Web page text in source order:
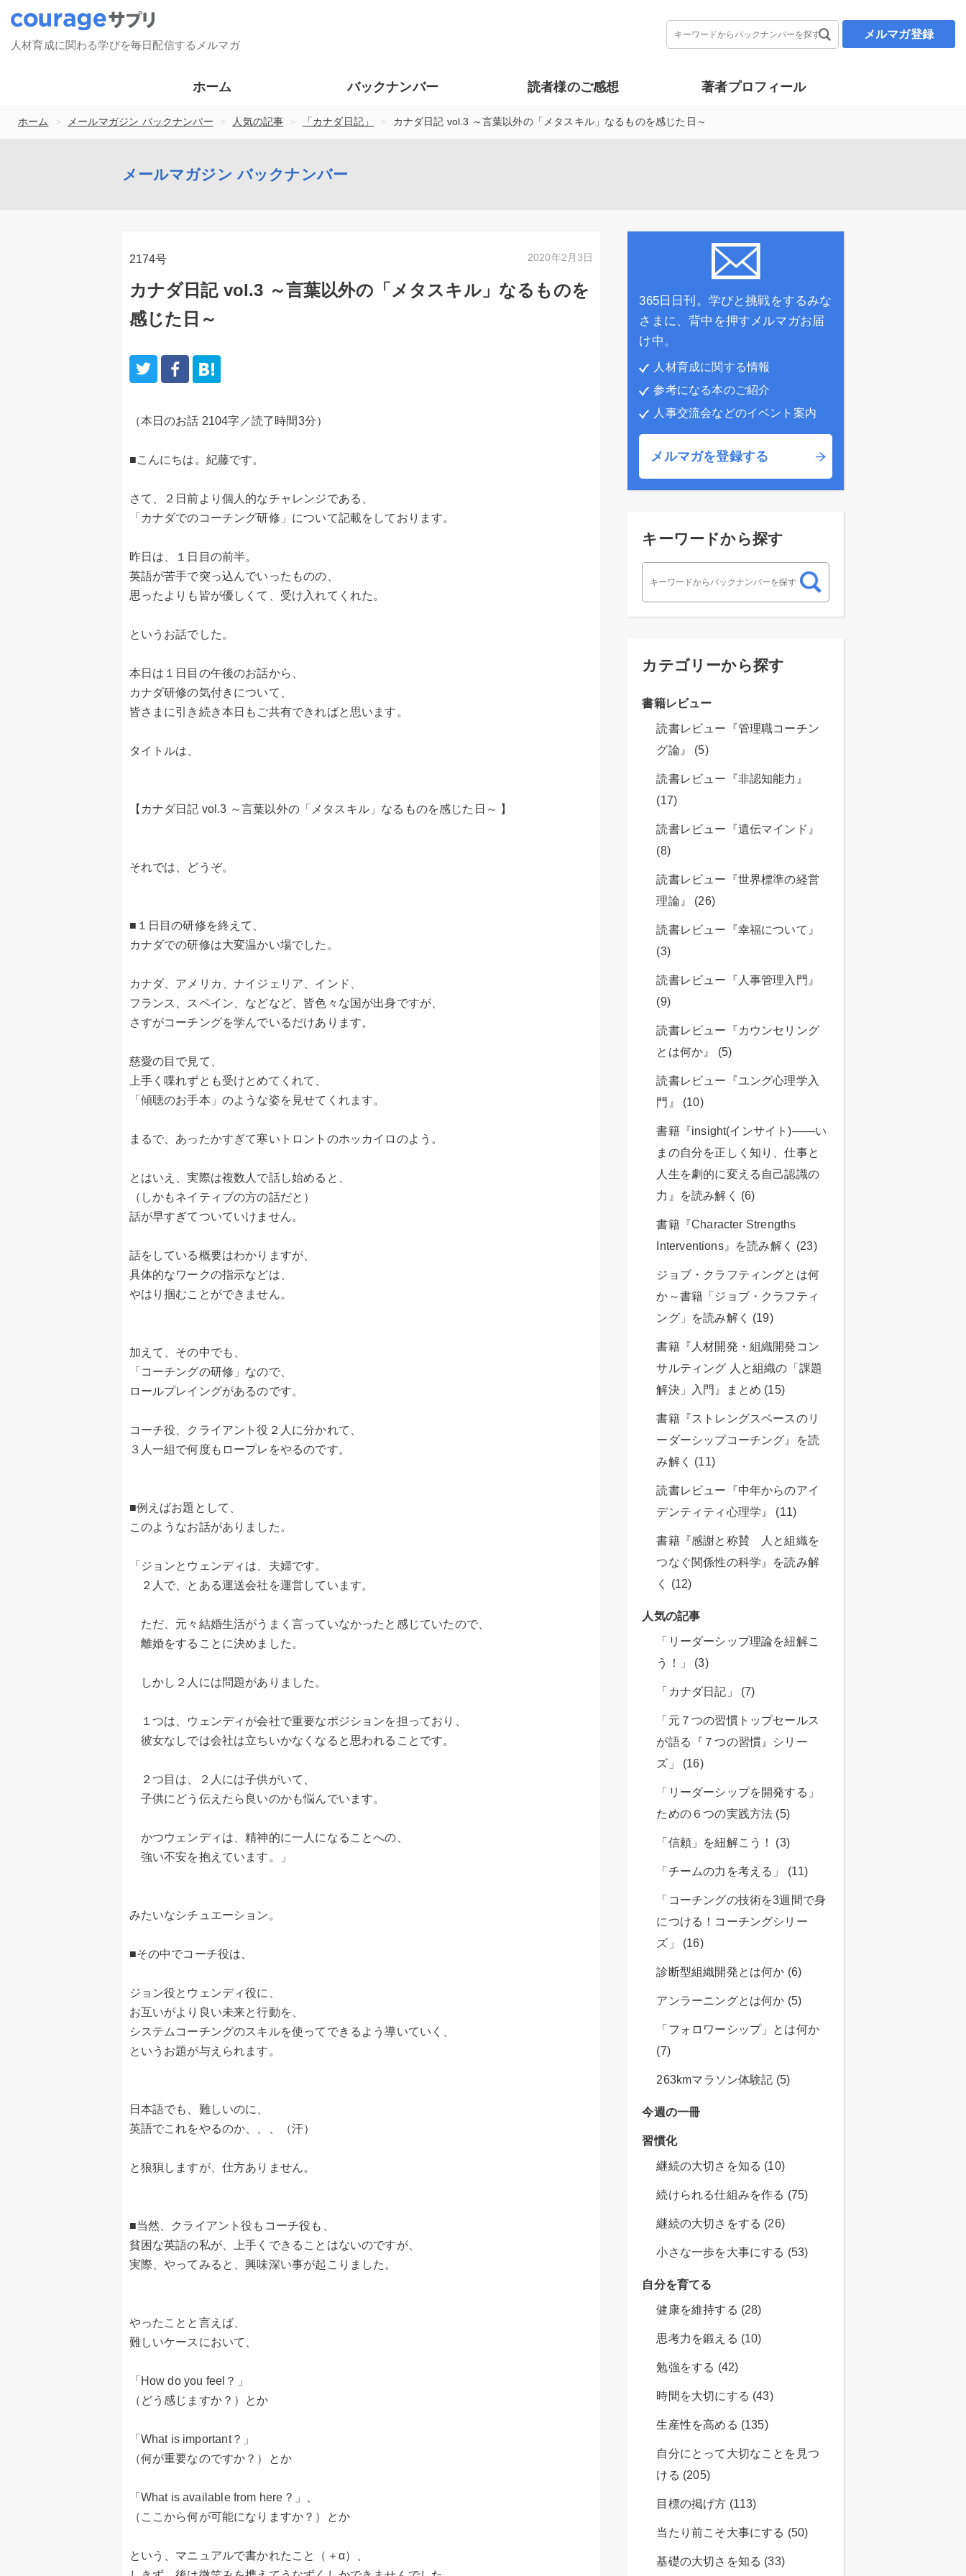
人材育成に関わる学びを毎日配信するメルマガ
メルマガ登録
ホーム バックナンバー 読者様のご感想 著者プロフィール
ホーム > メールマガジン バックナンバー > 人気の記事 > 「カナダ日記」 > カナダ日記 vol.3 ～言葉以外の「メタスキル」なるものを感じた日～
メールマガジン バックナンバー
2174号 2020年2月3日
カナダ日記 vol.3 ～言葉以外の「メタスキル」なるものを
感じた日～
（本日のお話 2104字／読了時間3分）
■こんにちは。紀藤です。
さて、２日前より個人的なチャレンジである、
「カナダでのコーチング研修」について記載をしております。
昨日は、１日目の前半。
英語が苦手で突っ込んでいったものの、
思ったよりも皆が優しくて、受け入れてくれた。
というお話でした。
本日は１日目の午後のお話から、
カナダ研修の気付きについて、
皆さまに引き続き本日もご共有できればと思います。
タイトルは、
【カナダ日記 vol.3 ～言葉以外の「メタスキル」なるものを感じた日～ 】
それでは、どうぞ。
■１日目の研修を終えて、
カナダでの研修は大変温かい場でした。
カナダ、アメリカ、ナイジェリア、インド、
フランス、スペイン、などなど、皆色々な国が出身ですが、
さすがコーチングを学んでいるだけあります。
慈愛の目で見て、
上手く喋れずとも受けとめてくれて、
「傾聴のお手本」のような姿を見せてくれます。
まるで、あったかすぎて寒いトロントのホッカイロのよう。
とはいえ、実際は複数人で話し始めると、
（しかもネイティブの方の話だと）
話が早すぎてついていけません。
話をしている概要はわかりますが、
具体的なワークの指示などは、
やはり掴むことができません。
加えて、その中でも、
「コーチングの研修」なので、
ロールプレイングがあるのです。
コーチ役、クライアント役２人に分かれて、
３人一組で何度もロープレをやるのです。
■例えばお題として、
このようなお話がありました。
「ジョンとウェンディは、夫婦です。
２人で、とある運送会社を運営しています。
ただ、元々結婚生活がうまく言っていなかったと感じていたので、
離婚をすることに決めました。
しかし２人には問題がありました。
１つは、ウェンディが会社で重要なポジションを担っており、
彼女なしでは会社は立ちいかなくなると思われることです。
２つ目は、２人には子供がいて、
子供にどう伝えたら良いのかも悩んでいます。
かつウェンディは、精神的に一人になることへの、
強い不安を抱えています。」
みたいなシチュエーション。
■その中でコーチ役は、
ジョン役とウェンディ役に、
お互いがより良い未来と行動を、
システムコーチングのスキルを使ってできるよう導いていく、
というお題が与えられます。
日本語でも、難しいのに、
英語でこれをやるのか、、、（汗）
と狼狽しますが、仕方ありません。
■当然、クライアント役もコーチ役も、
貧困な英語の私が、上手くできることはないのですが、
実際、やってみると、興味深い事が起こりました。
やったことと言えば、
難しいケースにおいて、
「How do you feel？」
（どう感じますか？）とか
「What is important？」
（何が重要なのですか？）とか
「What is available from here？」、
（ここから何が可能になりますか？）とか
という、マニュアルで書かれたこと（＋α）、
365日日刊。学びと挑戦をするみな
さまに、背中を押すメルマガお届
け中。
人材育成に関する情報
参考になる本のご紹介
人事交流会などのイベント案内
メルマガを登録する
キーワードから探す
カテゴリーから探す
書籍レビュー
読書レビュー『管理職コーチン
グ論』 (5)
読書レビュー『非認知能力』
(17)
読書レビュー『遺伝マインド』
(8)
読書レビュー『世界標準の経営
理論』 (26)
読書レビュー『幸福について』
(3)
読書レビュー『人事管理入門』
(9)
読書レビュー『カウンセリング
とは何か』 (5)
読書レビュー『ユング心理学入
門』 (10)
書籍『insight(インサイト)――い
まの自分を正しく知り、仕事と
人生を劇的に変える自己認識の
力』を読み解く (6)
書籍『Character Strengths
Interventions』を読み解く (23)
ジョブ・クラフティングとは何
か～書籍「ジョブ・クラフティ
ング」を読み解く (19)
書籍『人材開発・組織開発コン
サルティング 人と組織の「課題
解決」入門』まとめ (15)
書籍『ストレングスベースのリ
ーダーシップコーチング』を読
み解く (11)
読書レビュー『中年からのアイ
デンティティ心理学』 (11)
書籍『感謝と称賛 人と組織を
つなぐ関係性の科学』を読み解
く (12)
人気の記事
「リーダーシップ理論を紐解こ
う！」 (3)
「カナダ日記」 (7)
「元７つの習慣トップセールス
が語る『７つの習慣』シリー
ズ」 (16)
「リーダーシップを開発する」
ための６つの実践方法 (5)
「信頼」を紐解こう！ (3)
「チームの力を考える」 (11)
「コーチングの技術を3週間で身
につける！コーチングシリー
ズ」 (16)
診断型組織開発とは何か (6)
アンラーニングとは何か (5)
「フォロワーシップ」とは何か
(7)
263kmマラソン体験記 (5)
今週の一冊
習慣化
継続の大切さを知る (10)
続けられる仕組みを作る (75)
継続の大切さをする (26)
小さな一歩を大事にする (53)
自分を育てる
健康を維持する (28)
思考力を鍛える (10)
勉強をする (42)
時間を大切にする (43)
生産性を高める (135)
自分にとって大切なことを見つ
ける (205)
目標の掲げ方 (113)
当たり前こそ大事にする (50)
基礎の大切さを知る (33)